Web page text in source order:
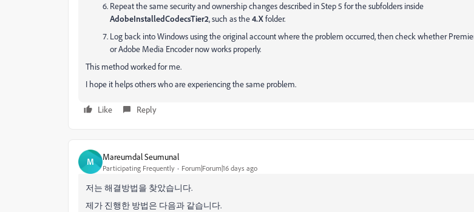
Repeat the same security and ownership changes described in Step 5 for the subfolders inside
AdobeInstalledCodecsTier2, such as the4.Xfolder.
Log back into Windows using the original account where the problem occurred, then check whether
or Adobe Media Encoder now works properly.
This method worked for me.
I hope it helps others who are experiencing the same problem.
Like Reply
M Mareumdal Seumunal
Participating Frequently Forum|Forum|16 days ago
저는 해결방법을 찾았습니다.
제가 진행한 방법은 다음과 같습니다.